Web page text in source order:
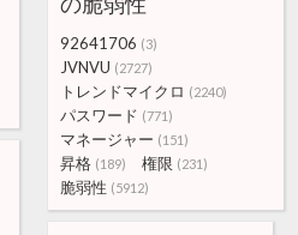
92641706 (3)
JVNVU (2727)
トレンドマイクロ (2240)
パスワード (771)
マネージャー (151)
昇格 (189) 権限 (231)
脆弱性 (5912)